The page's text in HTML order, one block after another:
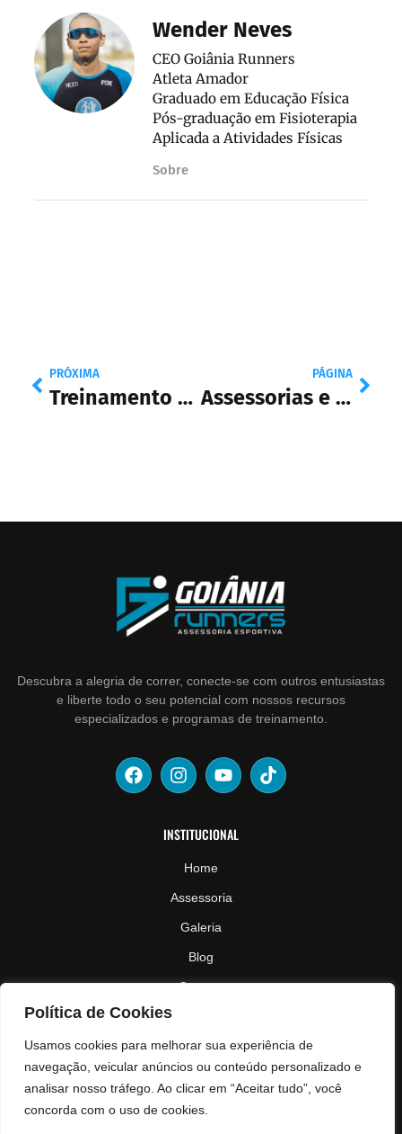
Política de Cookies
Usamos cookies para melhorar sua experiência de
navegação, veicular anúncios ou conteúdo personalizado e
analisar nosso tráfego. Ao clicar em “Aceitar tudo”, você
concorda com o uso de cookies.
Wender Neves
CEO Goiânia Runners
Atleta Amador
Graduado em Educação Física
Pós-graduação em Fisioterapia
Aplicada a Atividades Físicas
Sobre
PRÓXIMA
Treinamento de Base
PÁGINA
Assessorias e Grupos de Corrida: Entenda a Diferença!
Descubra a alegria de correr, conecte-se com outros entusiastas
e liberte todo o seu potencial com nossos recursos
especializados e programas de treinamento.
INSTITUCIONAL
Home
Assessoria
Galeria
Blog
Contato
ESPECIALIDADES
Treinamento de Corrida